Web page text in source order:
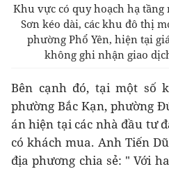
Khu vực có quy hoạch hạ
Sơn kéo dài, các khu đô thị
phường Phổ Yên, hiện tại
không ghi nhận giao
Bên cạnh đó, tại một số
phường Bắc Kạn, phường
án hiện tại các nhà đầu tư
có khách mua. Anh Tiến
địa phương chia sẻ: " Với